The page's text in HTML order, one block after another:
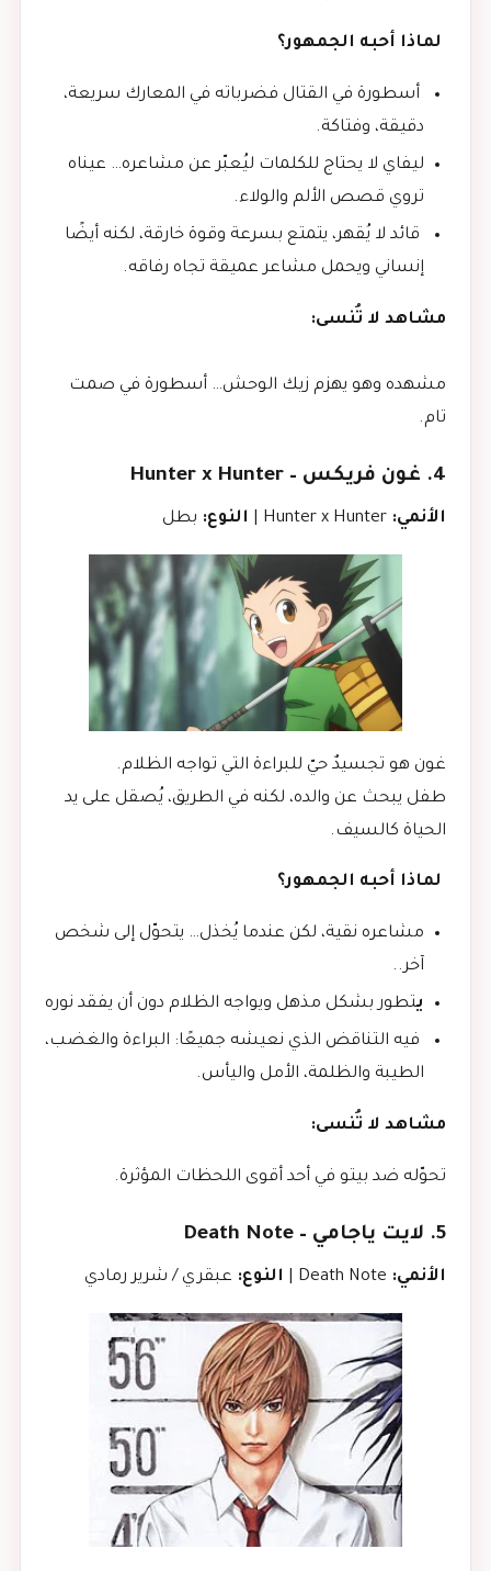
لماذا أحبه الجمهور؟
أسطورة في القتال فضرباته في المعارك سريعة،
دقيقة، وفتاكة.
ليفاي لا يحتاج للكلمات ليُعبّر عن مشاعره… عيناه
تروي قصص الألم والولاء.
قائد لا يُقهر، يتمتع بسرعة وقوة خارقة، لكنه أيضًا
إنساني ويحمل مشاعر عميقة تجاه رفاقه.
مشاهد لا تُنسى:
مشهده وهو يهزم زيك الوحش… أسطورة في صمت
تام.
4. غون فريكس – Hunter x Hunter
الأنمي: النوع: بطل
غون هو تجسيدٌ حيّ للبراءة التي تواجه الظلام.
طفل يبحث عن والده، لكنه في الطريق، يُصقل على يد
الحياة كالسيف.
لماذا أحبه الجمهور؟
مشاعره نقية، لكن عندما يُخذل… يتحوّل إلى شخص
آخر..
يتطور بشكل مذهل ويواجه الظلام دون أن يفقد نوره
فيه التناقض الذي نعيشه جميعًا: البراءة والغضب،
الطيبة والظلمة، الأمل واليأس.
مشاهد لا تُنسى:
تحوّله ضد بيتو في أحد أقوى اللحظات المؤثرة.
5. لايت ياجامي – Death Note
الأنمي: النوع: عبقري / شرير رمادي